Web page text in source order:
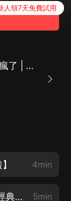
人領7天免費試用
【真人】快穿之大佬又瘋了 | 爆笑穿越 | 一刀蘇蘇多人劇
4min
0002-拐獸，做個好人2【快穿經典】 5min